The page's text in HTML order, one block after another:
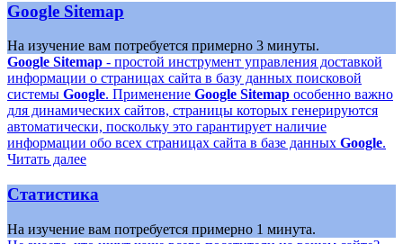
Google Sitemap
На изучение вам потребуется примерно 3 минуты.
Google Sitemap - простой инструмент управления доставкой
информации о страницах сайта в базу данных поисковой
системы Google. Применение Google Sitemap особенно важно
для динамических сайтов, страницы которых генерируются
автоматически, поскольку это гарантирует наличие
информации обо всех страницах сайта в базе данных Google.
Читать далее
Статистика
На изучение вам потребуется примерно 1 минута.